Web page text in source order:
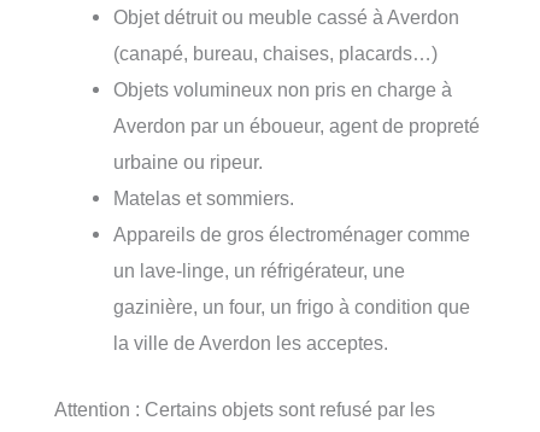
Objet détruit ou meuble cassé à Averdon
(canapé, bureau, chaises, placards…)
Objets volumineux non pris en charge à
Averdon par un éboueur, agent de propreté
urbaine ou ripeur.
Matelas et sommiers.
Appareils de gros électroménager comme
un lave-linge, un réfrigérateur, une
gazinière, un four, un frigo à condition que
la ville de Averdon les acceptes.
Attention : Certains objets sont refusé par les